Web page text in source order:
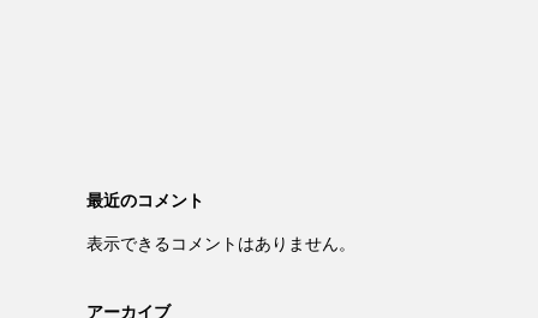
最近のコメント
表示できるコメントはありません。
アーカイブ